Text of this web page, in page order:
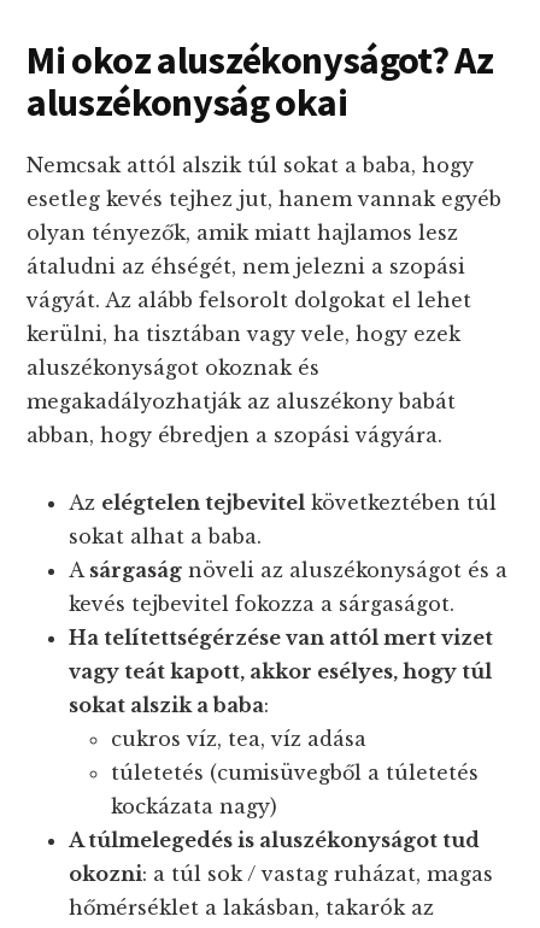
Mi okoz aluszékonyságot? Az
aluszékonyság okai
Nemcsak attól alszik túl sokat a baba, hogy
esetleg kevés tejhez jut, hanem vannak egyéb
olyan tényezők, amik miatt hajlamos lesz
átaludni az éhségét, nem jelezni a szopási
vágyát. Az alább felsorolt dolgokat el lehet
kerülni, ha tisztában vagy vele, hogy ezek
aluszékonyságot okoznak és
megakadályozhatják az aluszékony babát
abban, hogy ébredjen a szopási vágyára.
Az elégtelen tejbevitel következtében túl
sokat alhat a baba.
A sárgaság növeli az aluszékonyságot és a
kevés tejbevitel fokozza a sárgaságot.
Ha telítettségérzése van attól mert vizet
vagy teát kapott, akkor esélyes, hogy túl
sokat alszik a baba:
cukros víz, tea, víz adása
túletetés (cumisüvegből a túletetés
kockázata nagy)
A túlmelegedés is aluszékonyságot tud
okozni: a túl sok / vastag ruházat, magas
hőmérséklet a lakásban, takarók az